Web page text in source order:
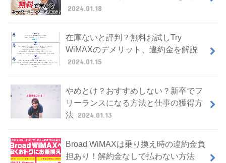
2024.01.18
在庫ないと評判？無料お試しTry
WiMAXのデメリット、違約金を解説
2024.01.15
やめとけ？おすすめしない？新卒でフ
リーランスになる方法と仕事の獲得方
法 2024.01.13
Broad WiMAXは乗り換え時の違約金負
担あり！解約金なしで払わない方法